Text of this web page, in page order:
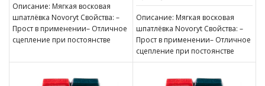
Описание: Мягкая восковая
шпатлёвка Novoryt Свойства: –
Прост в применении– Отличное
сцепление при постоянстве
нанесению– Пригоден для
Описание: Мягкая восковая
шпатлёвка Novoryt Свойства: –
Прост в применении– Отличное
сцепление при постоянстве
консистенции– Готов к